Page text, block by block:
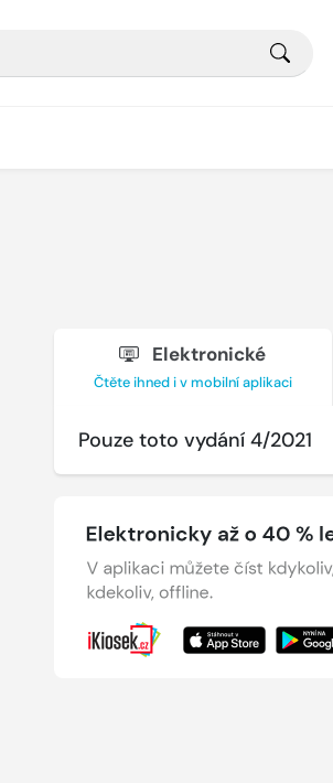
Elektronické
Čtěte ihned i v mobilní aplikaci
Pouze toto vydání 4/2021